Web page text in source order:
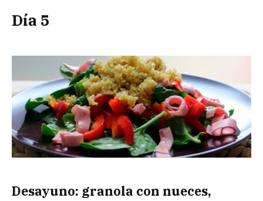
Día 5
Desayuno: granola con nueces,